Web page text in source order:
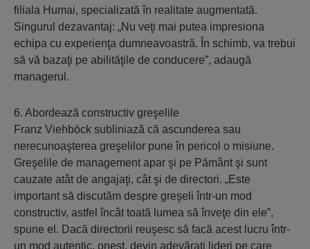
filiala Humai, specializată în realitate augmentată.
Singurul dezavantaj: „Nu veţi mai putea impresiona
echipa cu experienţa dumneavoastră. În schimb, va trebui
să vă bazaţi pe abilităţile de conducere”, adaugă
managerul.
6. Abordează constructiv greşelile
Franz Viehböck subliniază că ascunderea sau
nerecunoaşterea greşelilor pune în pericol o misiune.
Greşelile de management apar şi pe Pământ şi sunt
cauzate atât de angajaţi, cât şi de directori. „Este
important să discutăm despre greşeli într-un mod
constructiv, astfel încât toată lumea să înveţe din ele”,
spune el. Dacă directorii reuşesc să facă acest lucru într-
un mod autentic, onest, devin adevăraţi lideri pe care